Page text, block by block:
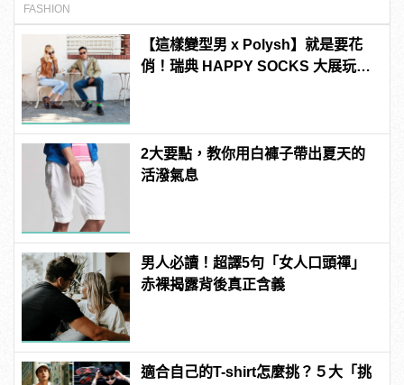
FASHION
【這樣變型男 x Polysh】就是要花
俏！瑞典 HAPPY SOCKS 大展玩心
2大要點，教你用白褲子帶出夏天的
活潑氣息
男人必讀！超譯5句「女人口頭禪」
赤裸揭露背後真正含義
適合自己的T-shirt怎麼挑？５大「挑